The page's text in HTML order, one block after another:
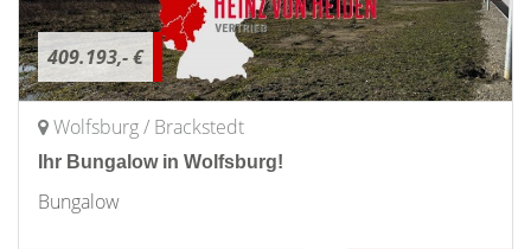
409.193,- €
Wolfsburg / Brackstedt
Ihr Bungalow in Wolfsburg!
Bungalow